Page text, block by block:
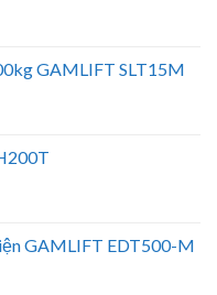
GAMLIFT SLT15M
GAMLIFT EDT500-M